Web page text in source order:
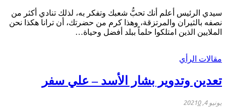
سيدي الرئيس أعلم أنك تحبُّ شعبك وتفكر به، لذلك تنادي أكثر من
نصفه بالثيران والمرتزقة، وهذا كرم من حضرتك، أن ترانا هكذا نحن
الملايين الذين امتلكوا حلماً ببلد أفضل وحياة…
مقالات الرأي
تعدين وتدوير بشار الأسد – علي سفر
يونيو 4, 2021 0